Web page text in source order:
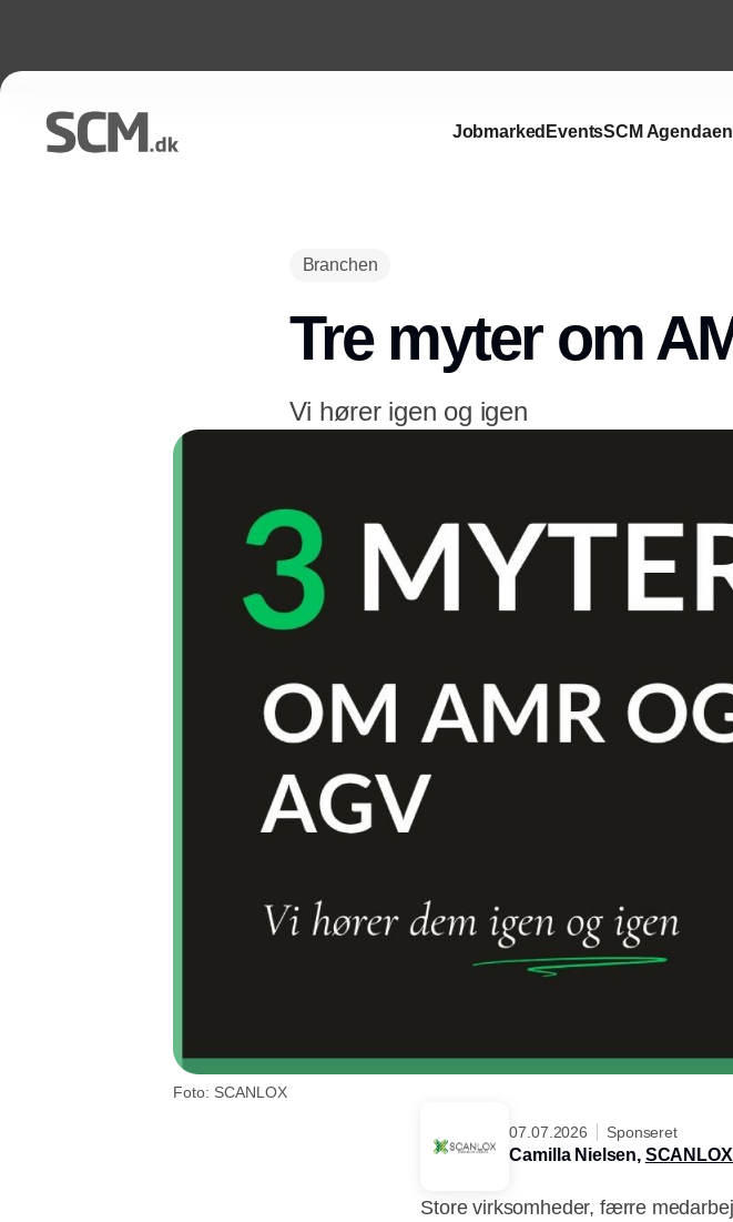
Jobmarked EventsSCM Agendaen
Branchen
Tre myter om
Vi hører igen og igen
Foto: SCANLOX
07.07.2026 Sponseret
Camilla Nielsen,
Store virksomheder, færre